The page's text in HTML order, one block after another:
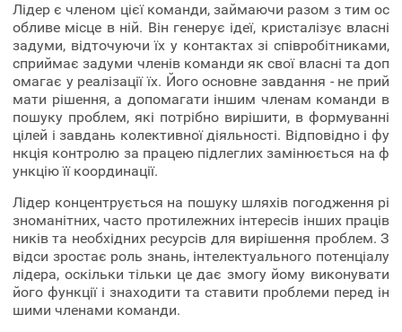
Лідер є членом цієї команди, займаючи разом з тим ос
обливе місце в ній. Він генерує ідеї, кристалізує власні
задуми, відточуючи їх у контактах зі співробітниками,
сприймає задуми членів команди як свої власні та доп
омагає у реалізації їх. Його основне завдання - не прий
мати рішення, а допомагати іншим членам команди в
пошуку проблем, які потрібно вирішити, в формуванні
цілей і завдань колективної діяльності. Відповідно і фу
нкція контролю за працею підлеглих замінюється на ф
ункцію її координації.
Лідер концентрується на пошуку шляхів погодження рі
зноманітних, часто протилежних інтересів інших праців
ників та необхідних ресурсів для вирішення проблем. З
відси зростає роль знань, інтелектуального потенціалу
лідера, оскільки тільки це дає змогу йому виконувати
його функції і знаходити та ставити проблеми перед ін
шими членами команди.